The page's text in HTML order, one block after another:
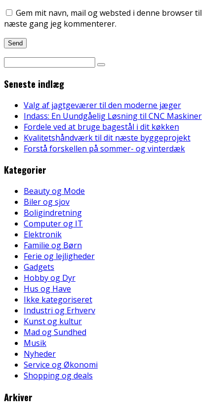
Gem mit navn, mail og websted i denne browser til
næste gang jeg kommenterer.
Seneste indlæg
Valg af jagtgeværer til den moderne jæger
Indass: En Uundgåelig Løsning til CNC Maskiner
Fordele ved at bruge bagestål i dit køkken
Kvalitetshåndværk til dit næste byggeprojekt
Forstå forskellen på sommer- og vinterdæk
Kategorier
Beauty og Mode
Biler og sjov
Boligindretning
Computer og IT
Elektronik
Familie og Børn
Ferie og lejligheder
Gadgets
Hobby og Dyr
Hus og Have
Ikke kategoriseret
Industri og Erhverv
Kunst og kultur
Mad og Sundhed
Musik
Nyheder
Service og Økonomi
Shopping og deals
Arkiver